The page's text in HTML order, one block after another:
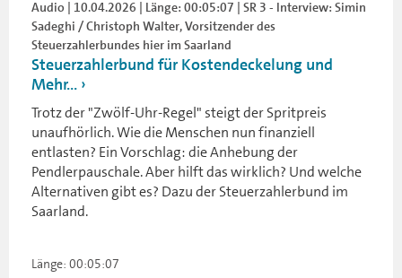
Audio | 10.04.2026 | Länge: 00:05:07 | SR 3 - Interview: Simin
Sadeghi / Christoph Walter, Vorsitzender des
Steuerzahlerbundes hier im Saarland
Steuerzahlerbund für Kostendeckelung und
Mehr...
Trotz der "Zwölf-Uhr-Regel" steigt der Spritpreis
unaufhörlich. Wie die Menschen nun finanziell
entlasten? Ein Vorschlag: die Anhebung der
Pendlerpauschale. Aber hilft das wirklich? Und welche
Alternativen gibt es? Dazu der Steuerzahlerbund im
Saarland.
Länge: 00:05:07